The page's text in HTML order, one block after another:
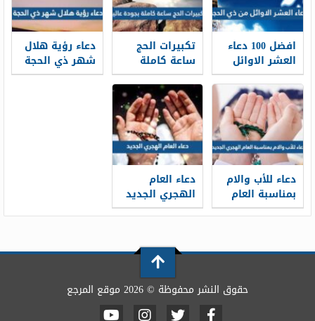
افضل 100 دعاء
العشر الاوائل
من ذي الحجة
مكتوب 1448 /
2026
تكبيرات الحج
ساعة كاملة
بجودة عالية
1448 -2026 لبيك
اللهم لبيك
دعاء رؤية هلال
شهر ذي الحجة
1448 كامل
دعاء للأب والام
بمناسبة العام
الهجري الجديد
دعاء العام
الهجري الجديد
1448 مكتوب
حقوق النشر محفوظة © 2026 موقع المرجع